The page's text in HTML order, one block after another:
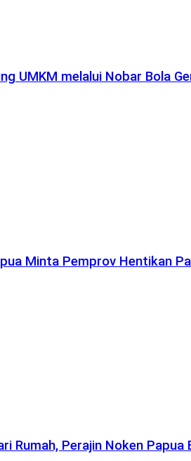
UMKM melalui Nobar Bola
Minta Pemprov Hentikan
Rumah, Perajin Noken